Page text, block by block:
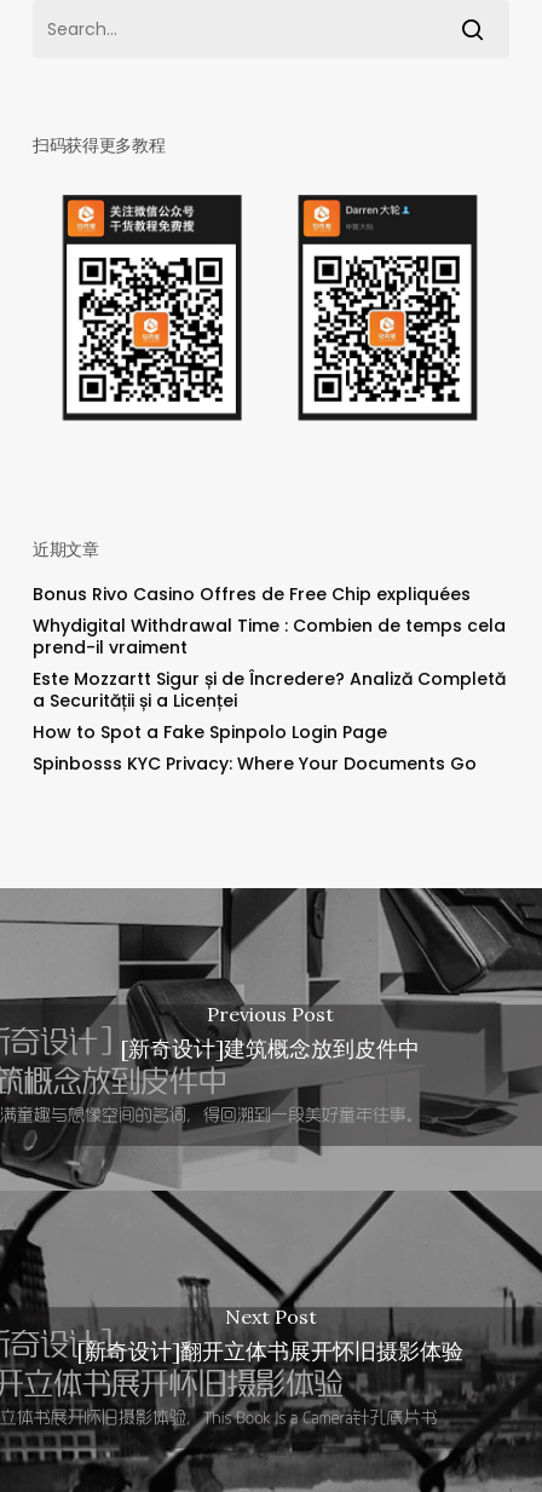
扫码获得更多教程
近期文章
Bonus Rivo Casino Offres de Free Chip expliquées
Whydigital Withdrawal Time : Combien de temps cela
prend-il vraiment
Este Mozzartt Sigur și de Încredere? Analiză Completă
a Securității și a Licenței
How to Spot a Fake Spinpolo Login Page
Spinbosss KYC Privacy: Where Your Documents Go
Previous Post
[新奇设计]建筑概念放到皮件中
Next Post
[新奇设计]翻开立体书展开怀旧摄影体验